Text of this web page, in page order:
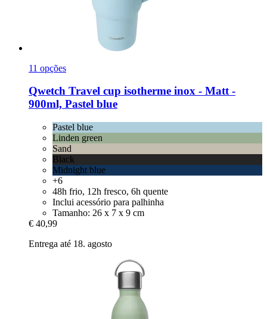
11 opções
Qwetch Travel cup isotherme inox -​ Matt -​
900ml, Pastel blue
Pastel blue
Linden green
Sand
Black
Midnight blue
+6
48h frio, 12h fresco, 6h quente
Inclui acessório para palhinha
Tamanho: 26 x 7 x 9 cm
€ 40,99
Entrega até 18. agosto